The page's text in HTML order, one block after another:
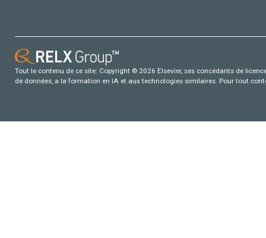
Tout le contenu de ce site: Copyright © 2026 Elsevier, ses concédants de
de données, a la formation en IA et aux technologies similaires. Pour tout